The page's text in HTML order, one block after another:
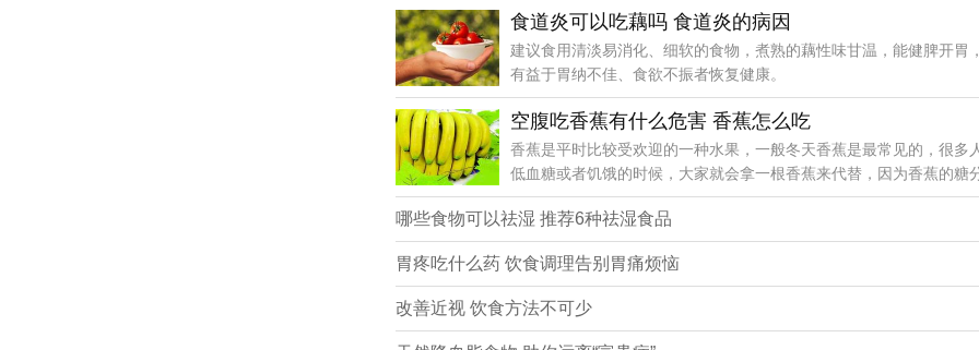
食道炎可以吃藕吗 食道炎的病因
建议食用清淡易消化、细软的食物，煮熟的藕性味甘温，能健脾开胃
有益于胃纳不佳、食欲不振者恢复健康。
空腹吃香蕉有什么危害 香蕉怎么吃
香蕉是平时比较受欢迎的一种水果，一般冬天香蕉是最常见的，很多
低血糖或者饥饿的时候，大家就会拿一根香蕉来代替，因为香蕉的糖
高，能够有效地控制低血糖，而
哪些食物可以祛湿 推荐6种祛湿食品
胃疼吃什么药 饮食调理告别胃痛烦恼
改善近视 饮食方法不可少